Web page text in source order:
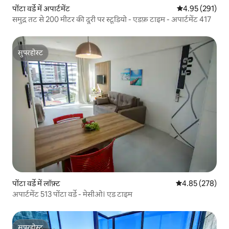
पोंटा वर्डे में अपार्टमेंट औसत रेटिंग 5 में से
4.95 (291)
समुद्र तट से 200 मीटर की दूरी पर स्टूडियो - एडफ़ टाइम - अपार्टमेंट 417
सुपरहोस्ट
सुपरहोस्ट
पोंटा वर्डे में लॉफ़्ट औसत रेटिंग 5 में से
4.85 (278)
अपार्टमेंट 513 पोंटा वर्डे - मेसीओ। एड टाइम